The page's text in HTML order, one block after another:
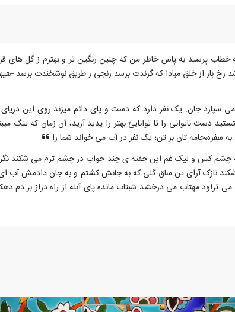
پرسید به پاس خاطر من که چنین رنگین تر و بهترم ز گل های
رخ باز از خلق مبادا که گزندت برسد رنجی ز طریق نوشخندت
سپارد جان. یک نفر دارد که دست و پای دائم میزند روی این
دست ناتوانی را تا تواناییّ بهتر را پدید آرید، آن زمان که تنگ
سفره،جامه تان بر تن؛ یک نفر در آب می خواند شما را
کس و لیک غم این خفته ی چند خواب در چشم ترم می شکند
شکند نازک آرای تن ساق گلی که به جانش کشتم و به جان دادمش
تراود مهتاب می درخشد شبتاب مانده پای آبله از راه دراز بر دم